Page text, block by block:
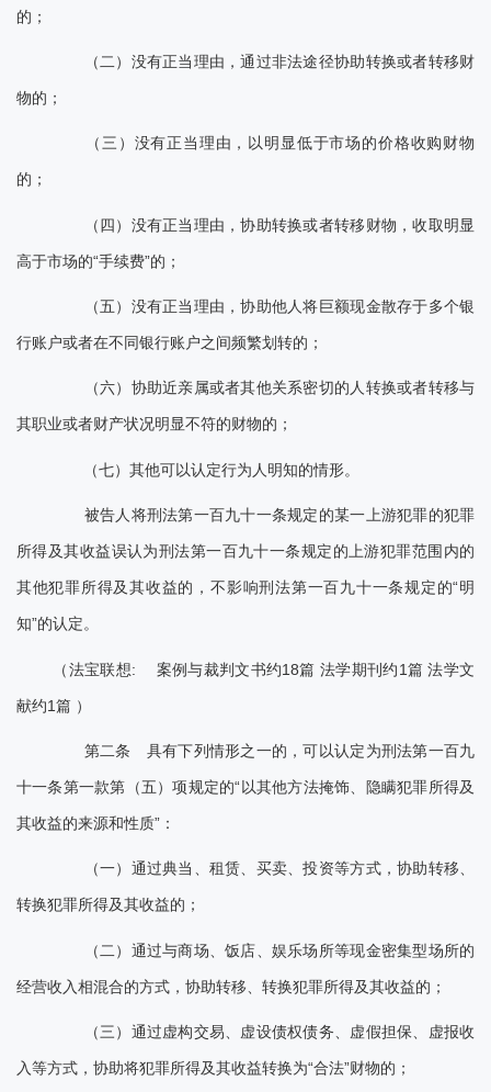
的；
（二）没有正当理由，通过非法途径协助转换或者转移财
物的；
（三）没有正当理由，以明显低于市场的价格收购财物
的；
（四）没有正当理由，协助转换或者转移财物，收取明显
高于市场的“手续费”的；
（五）没有正当理由，协助他人将巨额现金散存于多个银
行账户或者在不同银行账户之间频繁划转的；
（六）协助近亲属或者其他关系密切的人转换或者转移与
其职业或者财产状况明显不符的财物的；
（七）其他可以认定行为人明知的情形。
被告人将刑法第一百九十一条规定的某一上游犯罪的犯罪
所得及其收益误认为刑法第一百九十一条规定的上游犯罪范围内的
其他犯罪所得及其收益的，不影响刑法第一百九十一条规定的“明
知”的认定。
（法宝联想: 案例与裁判文书约18篇 法学期刊约1篇 法学文
献约1篇 ）
第二条 具有下列情形之一的，可以认定为刑法第一百九
十一条第一款第（五）项规定的“以其他方法掩饰、隐瞒犯罪所得及
其收益的来源和性质”：
（一）通过典当、租赁、买卖、投资等方式，协助转移、
转换犯罪所得及其收益的；
（二）通过与商场、饭店、娱乐场所等现金密集型场所的
经营收入相混合的方式，协助转移、转换犯罪所得及其收益的；
（三）通过虚构交易、虚设债权债务、虚假担保、虚报收
入等方式，协助将犯罪所得及其收益转换为“合法”财物的；